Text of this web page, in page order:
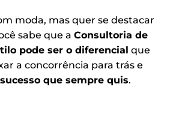
moda, mas quer se destacar
sabe que a Consultoria de
pode ser o diferencial que
a concorrência para trás e
que sempre quis.